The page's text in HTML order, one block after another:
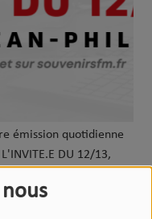
émission quotidienne
DU 12/13,
ou politique sont